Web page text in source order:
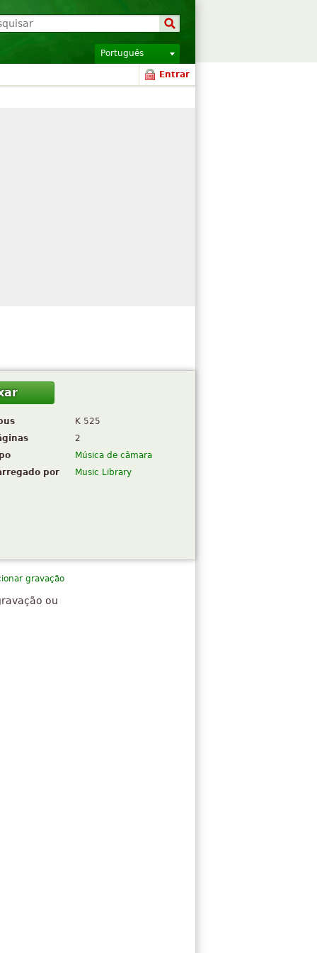
Português
Entrar
K 525
2
Música de câmara
por
Music Library
gravação
ou